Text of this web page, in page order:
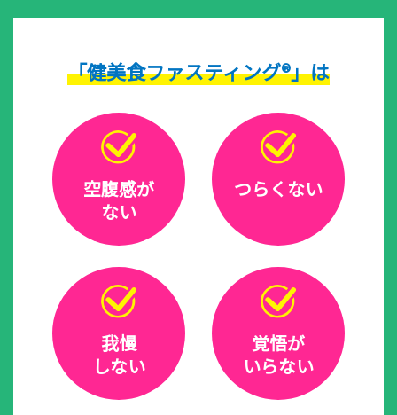
「健美食ファスティング®」は
空腹感が
ない
つらくない
我慢
しない
覚悟が
いらない